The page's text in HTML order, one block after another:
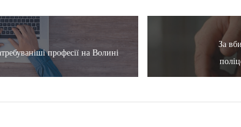
професії на Волині
За